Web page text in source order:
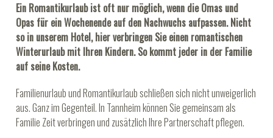
Ein Romantikurlaub ist oft nur möglich, wenn die Omas und
Opas für ein Wochenende auf den Nachwuchs aufpassen. Nicht
so in unserem Hotel, hier verbringen Sie einen romantischen
Winterurlaub mit Ihren Kindern. So kommt jeder in der Familie
auf seine Kosten.
Familienurlaub und Romantikurlaub schließen sich nicht unweigerlich
aus. Ganz im Gegenteil. In Tannheim können Sie gemeinsam als
Familie Zeit verbringen und zusätzlich Ihre Partnerschaft pflegen.